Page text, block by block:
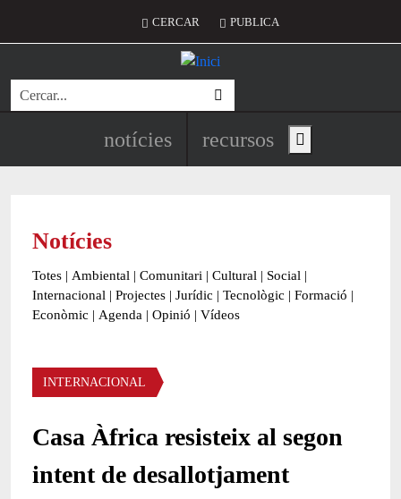
Menú del compte d'usuari
CERCAR PUBLICA
Cerca
Navegació principal de
notícies recursos Show main menu
Notícies
Totes | Ambiental | Comunitari | Cultural | Social |
Internacional | Projectes | Jurídic | Tecnològic | Formació |
Econòmic | Agenda | Opinió | Vídeos
Àmbit de la notícia
INTERNACIONAL
Casa Àfrica resisteix al segon
intent de desallotjament